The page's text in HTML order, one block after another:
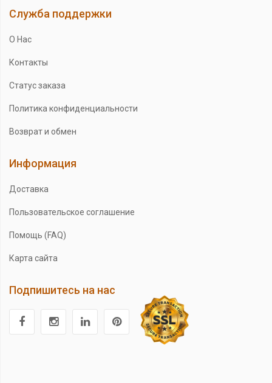
Служба поддержки
О Нас
Контакты
Статус заказа
Политика конфиденциальности
Возврат и обмен
Информация
Доставка
Пользовательское соглашение
Помощь (FAQ)
Карта сайта
Подпишитесь на нас